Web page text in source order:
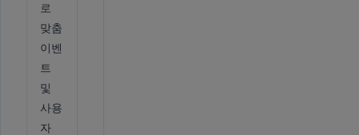
로
맞춤
이벤
트
및
사용
자